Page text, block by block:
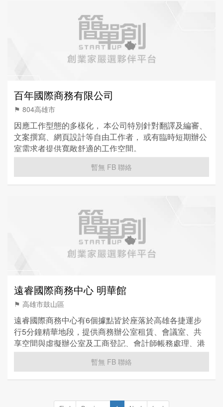
百年國際商務有限公司
⚑ 804高雄市
因應工作型態的多樣化， 本公司特別針對翻譯及編審、
文案撰寫、網頁設計等自由工作者， 或有臨時短期辦公
室需求者提供寬敞舒適的工作空間。
暫無 FB 聯絡
遠睿國際商務中心 明華館
⚑ 高雄市鼓山區
遠睿國際商務中心有6個據點皆於座落於高雄各捷運步
行5分鐘精華地段，提供商務辦公室租賃、會議室、共
享空間與虛擬辦公室及工商登記、會計師帳務處理、港
澳投資移民、居留證等服務。
暫無 FB 聯絡